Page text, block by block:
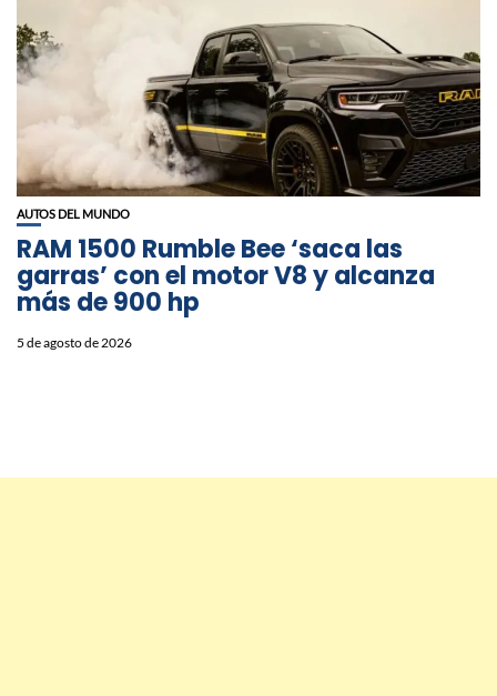
AUTOS DEL MUNDO
RAM 1500 Rumble Bee ‘saca las
garras’ con el motor V8 y alcanza
más de 900 hp
5 de agosto de 2026